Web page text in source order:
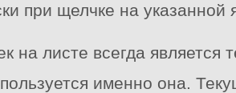
при щелчке на указанной
на листе всегда является
именно она.